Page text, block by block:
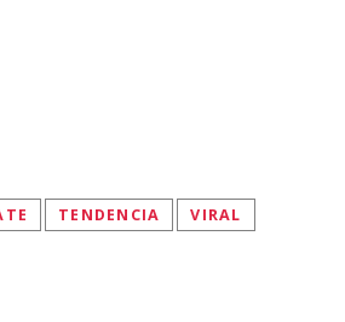
TENDENCIA VIRAL